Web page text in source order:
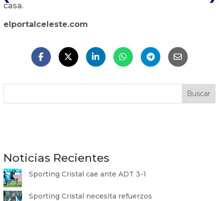
casa.
elportalceleste.com
Buscar
Noticias Recientes
Sporting Cristal cae ante ADT 3-1
Sporting Cristal necesita refuerzos